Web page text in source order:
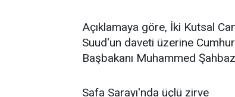
Açıklamaya göre, İki Kutsal
Suud'un daveti üzerine
Başbakanı Muhammed
Safa Sarayı'nda üçlü zirve